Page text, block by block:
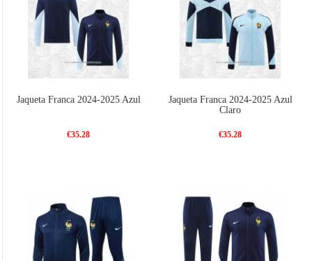
Jaqueta Franca 2024-2025 Azul
€35.28
Jaqueta Franca 2024-2025 Azul
Claro
€35.28